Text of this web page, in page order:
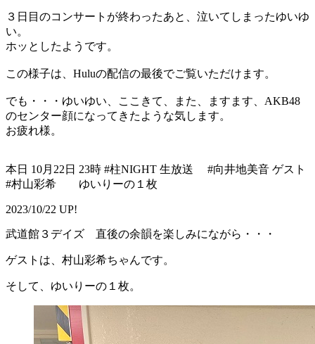
３日目のコンサートが終わったあと、泣いてしまったゆいゆ
い。
ホッとしたようです。
この様子は、Huluの配信の最後でご覧いただけます。
でも・・・ゆいゆい、ここきて、また、ますます、AKB48
のセンター顔になってきたような気します。
お疲れ様。
本日 10月22日 23時 #柱NIGHT 生放送 #向井地美音 ゲスト
#村山彩希 ゆいりーの１枚
2023/10/22 UP!
武道館３デイズ 直後の余韻を楽しみにながら・・・
ゲストは、村山彩希ちゃんです。
そして、ゆいりーの１枚。